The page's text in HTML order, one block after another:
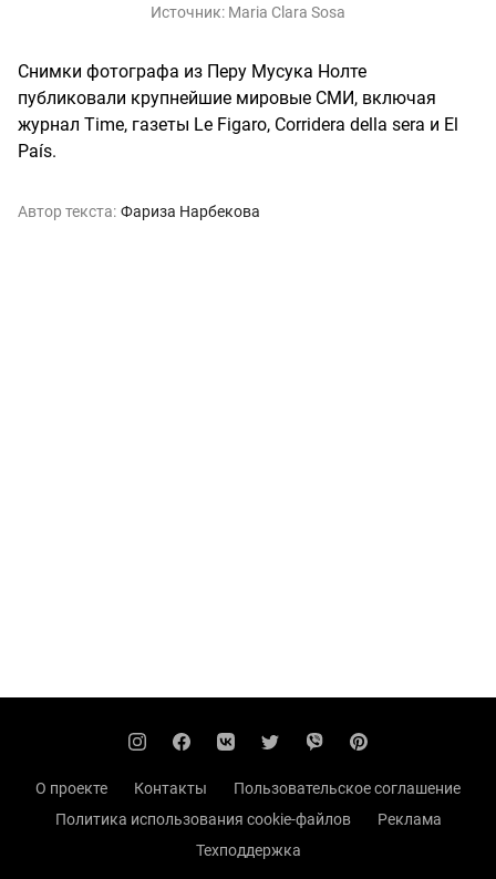
Источник: Maria Clara Sosa
Снимки фотографа из Перу Мусука Нолте
публиковали крупнейшие мировые СМИ, включая
журнал Time, газеты Le Figaro, Corridera della sera и El
País.
Автор текста: Фариза Нарбекова
О проекте Контакты
Пользовательское соглашение
Политика использования cookie-файлов
Реклама
Техподдержка